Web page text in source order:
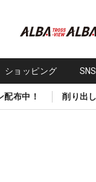
ショッピング
配布中！ 削り出